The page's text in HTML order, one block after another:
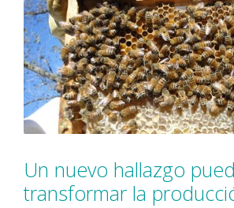
Un nuevo hallazgo
transformar la